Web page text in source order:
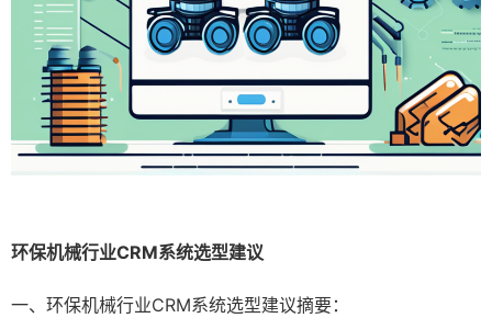
环保机械行业CRM系统选型建议
一、环保机械行业CRM系统选型建议摘要：